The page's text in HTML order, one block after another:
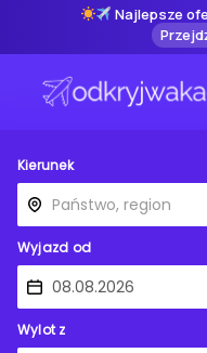
Najlepsze
Kierunek
Wyjazd od
Wylot z